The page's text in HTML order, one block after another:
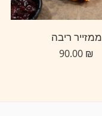
ממזייר ריבה
₪